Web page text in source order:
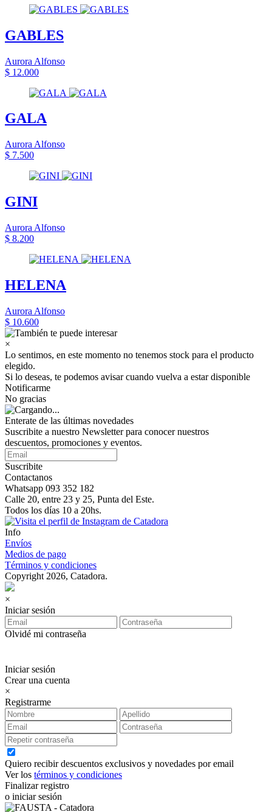
GABLES
Aurora Alfonso
$ 12.000
GALA
Aurora Alfonso
$ 7.500
GINI
Aurora Alfonso
$ 8.200
HELENA
Aurora Alfonso
$ 10.600
×
Lo sentimos, en este momento no tenemos stock para el producto
elegido.
Si lo deseas, te podemos avisar cuando vuelva a estar disponible
Notificarme
No gracias
Enterate de las últimas novedades
Suscribite a nuestro Newsletter para conocer nuestros
descuentos, promociones y eventos.
Suscribite
Contactanos
Whatsapp 093 352 182
Calle 20, entre 23 y 25, Punta del Este.
Todos los días 10 a 20hs.
Info
Envíos
Medios de pago
Términos y condiciones
Copyright 2026, Catadora.
×
Iniciar sesión
Olvidé mi contraseña
Iniciar sesión
Crear una cuenta
×
Registrarme
Quiero recibir descuentos exclusivos y novedades por email
Ver los términos y condiciones
Finalizar registro
o iniciar sesión